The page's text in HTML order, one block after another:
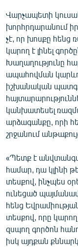
Վարչապետի
խորհրդարանում
չէ, որ խոսքը հենց
կարող է լինել
Խաղաղությունը
ապահովման
իշխանական
կանխատեսել
արձագանքը, որի
շրջանում
«Պետք է
համար, դա կլինի
տեսքով, ինչպես
ունեցած
հենց
տեսքով, որը
զսպող գործոն
իսկ այդքան